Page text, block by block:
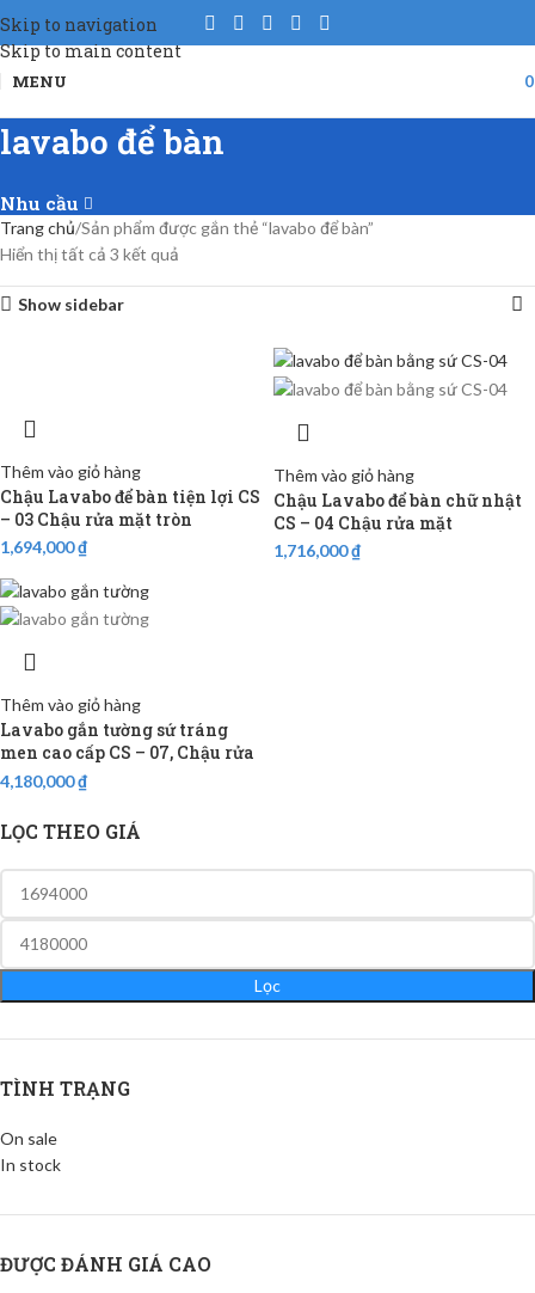
Skip to navigation
Skip to main content
MENU
lavabo để bàn
Nhu cầu
LỌC THEO GIÁ
Lọc
TÌNH TRẠNG
On sale
In stock
ĐƯỢC ĐÁNH GIÁ CAO
Trang chủ Sản phẩm được gắn thẻ “lavabo để bàn”
Hiển thị tất cả 3 kết quả
Show sidebar
Thêm vào giỏ hàng
Chậu Lavabo để bàn tiện lợi CS
– 03 Chậu rửa mặt tròn
1,694,000₫
Thêm vào giỏ hàng
Chậu Lavabo để bàn chữ nhật
CS – 04 Chậu rửa mặt
1,716,000₫
Thêm vào giỏ hàng
Lavabo gắn tường sứ tráng
men cao cấp CS – 07, Chậu rửa
mặt
4,180,000₫